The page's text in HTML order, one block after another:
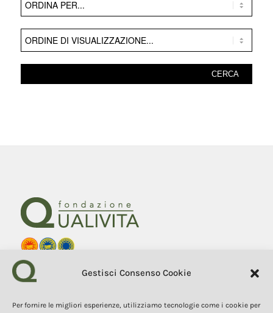
Gestisci Consenso Cookie
Per fornire le migliori esperienze, utilizziamo tecnologie come i cookie per
Fondazione Qualivita
Sede Via Fontebranda 69